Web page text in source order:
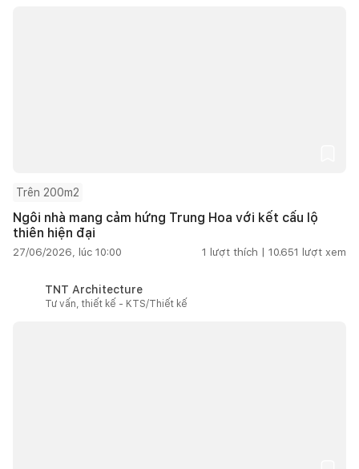
Trên 200m2
Ngôi nhà mang cảm hứng Trung Hoa với kết cấu lộ
thiên hiện đại
27/06/2026, lúc 10:00 1 lượt thích | 10.651 lượt xem
TNT Architecture
Tư vấn, thiết kế - KTS/Thiết kế